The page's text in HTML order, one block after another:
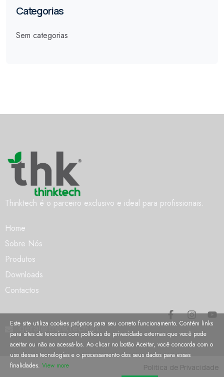
Categorias
Sem categorias
Thinktech é o parceiro exclusivo e ideal para profissionais.
Home
Sobre Nós
Produtos
Downloads
Contactos
geral@thinktech.pt
Politica de Privacidade
Este site utiliza cookies próprios para seu correto funcionamento. Contém links
para sites de terceiros com políticas de privacidade externas que você pode
aceitar ou não ao acessá-los. Ao clicar no botão Aceitar, você concorda com o
uso dessas tecnologias e o processamento dos seus dados para essas
finalidades. View more